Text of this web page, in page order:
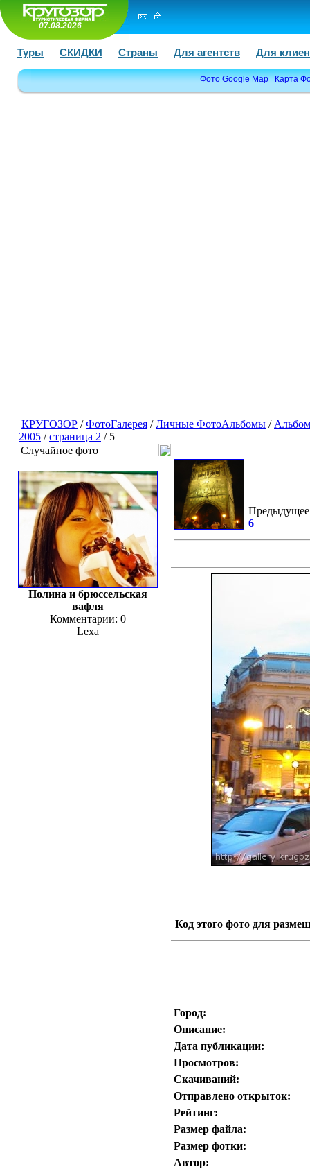
07.08.2026
Туры СКИДКИ Страны Для агентств Для
Фото Google Map Карта
КРУГОЗОР /ФотоГалерея /Личные ФотоАльбомы /
2005 /страница 2 / 5
Случайное фото
Полина и брюссельская
вафля
Комментарии: 0
Lexa
6
Код этого фото для
Город:
Описание:
Дата публикации:
Просмотров:
Скачиваний:
Отправлено открыток:
Рейтинг:
Размер файла:
Размер фотки:
Автор: